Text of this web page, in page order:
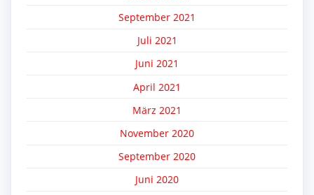
September 2021
Juli 2021
Juni 2021
April 2021
März 2021
November 2020
September 2020
Juni 2020